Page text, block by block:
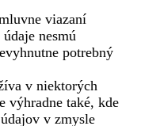
viazaní
nesmú
potrebný
v niektorých
výhradne také, kde
v zmysle